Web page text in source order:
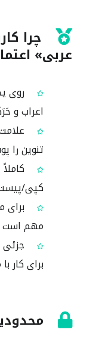
چرا
عربی»
روی
اعراب و
تنوین
کپی/
مهم است
برای کار